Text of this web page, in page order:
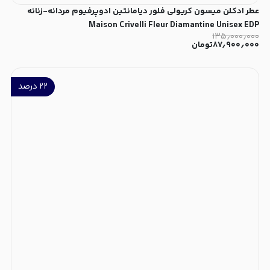
عطر ادکلن میسون کریولی فلور دیامانتین ادوپرفیوم مردانه-زنانه
Maison Crivelli Fleur Diamantine Unisex EDP
۱۳۵٫۰۰۰٫۰۰۰
۸۷٫۹۰۰٫۰۰۰تومان
۲۲ درصد